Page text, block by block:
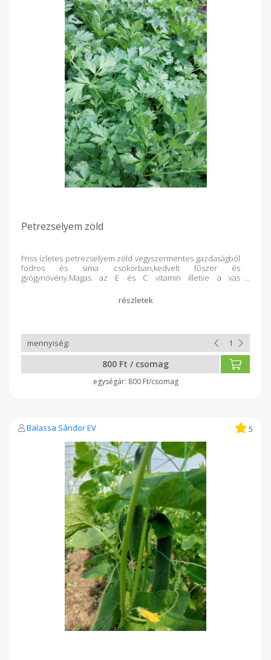
Petrezselyem zöld
Friss ízletes petrezselyem zöld vegyszermentes gazdasàgból
fodros ès sima csokorban,kedvelt fűszer és
gyógynövény.Magas az E és C vitamin illetve a vas
800 Ft / csomag
800 Ft/csomag
Balassa Sándor EV 5